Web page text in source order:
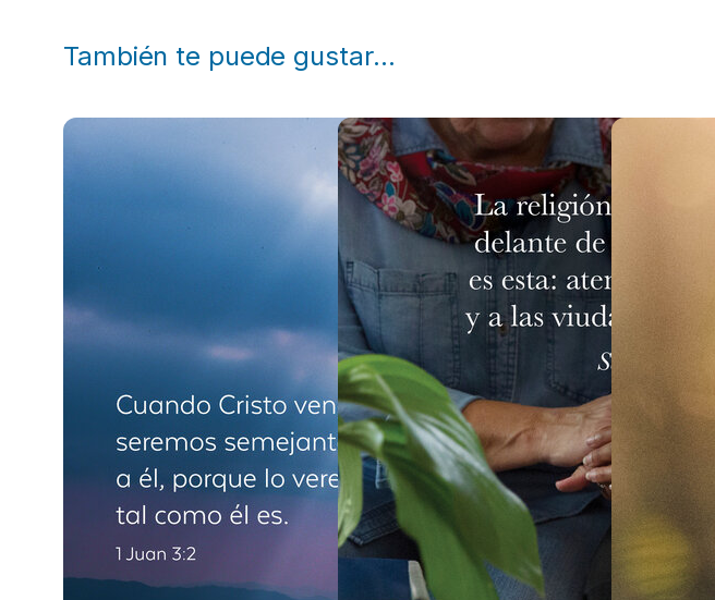
También te puede gustar…